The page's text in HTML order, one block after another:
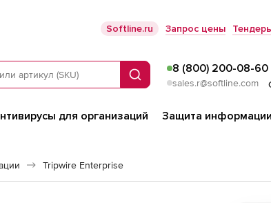
Softline.ru Запрос цены
Поиск
8 (800) 200-08-60
sales.r@softline.com
для организаций Защита информации
Tripwire Enterprise